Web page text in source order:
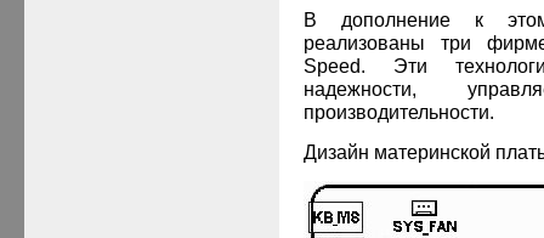
В дополнение к
реализованы три
Speed. Эти
надежности,
производительности.
Дизайн материнской